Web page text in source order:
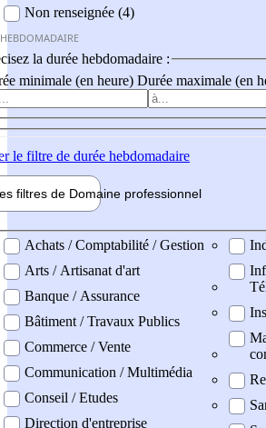
Non renseignée (4)
la durée hebdomadaire :
minimale (en heure) Durée maximale (en
le filtre de durée hebdomadaire
filtres de Domaine professionnel
professionel
Achats / Comptabilité / Gestion
Arts / Artisanat d'art
Banque / Assurance
Bâtiment / Travaux Publics
Commerce / Vente
Communication / Multimédia
Conseil / Etudes
Direction d'entreprise